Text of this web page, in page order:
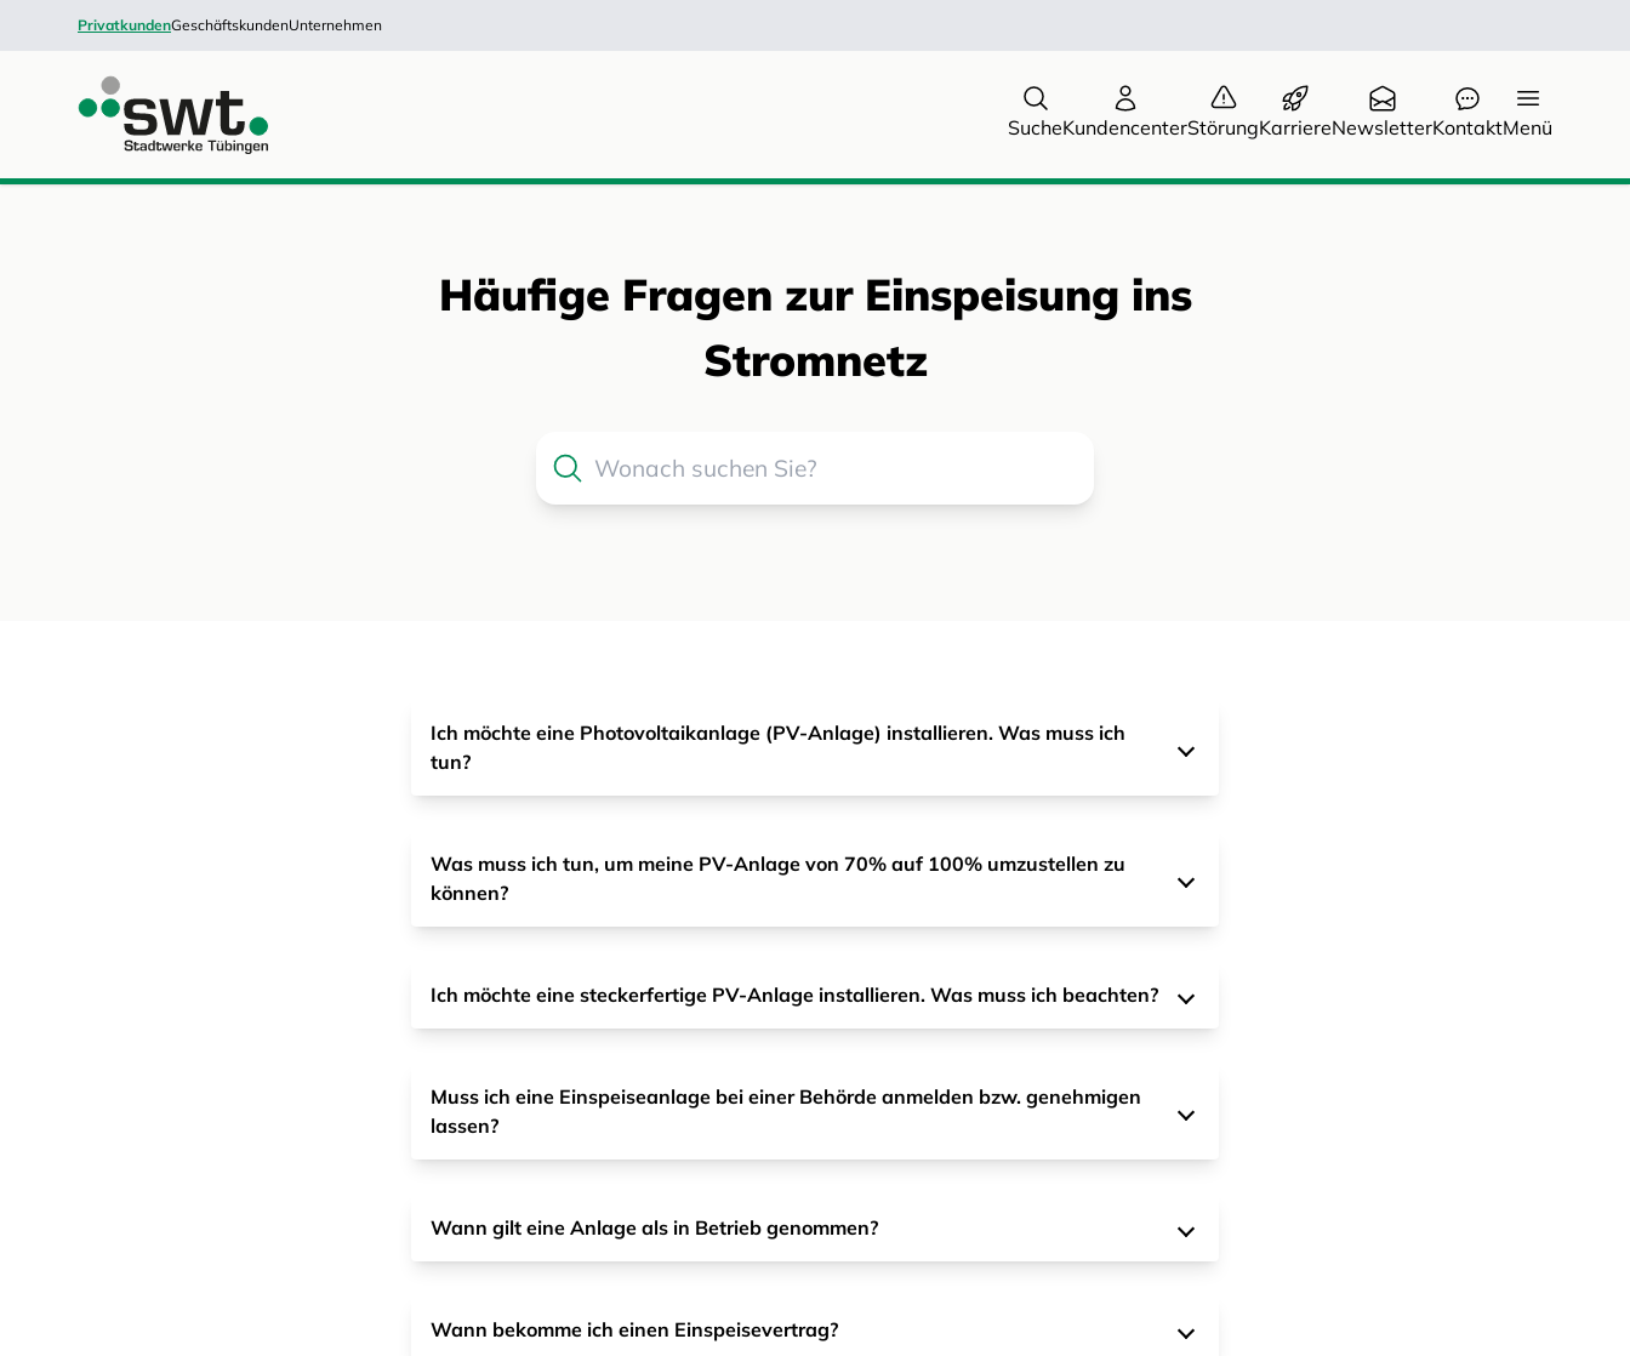
PrivatkundenGeschäftskundenUnternehmen
SucheKundencenterStörungKarriereNewsletterKontaktMenü
Häufige Fragen zur Einspeisung ins
Stromnetz
Ich möchte eine Photovoltaikanlage (PV-Anlage) installieren. Was muss ich
tun?
Was muss ich tun, um meine PV-Anlage von 70% auf 100% umzustellen zu
können?
Ich möchte eine steckerfertige PV-Anlage installieren. Was muss ich beachten?
Muss ich eine Einspeiseanlage bei einer Behörde anmelden bzw. genehmigen
lassen?
Wann gilt eine Anlage als in Betrieb genommen?
Wann bekomme ich einen Einspeisevertrag?